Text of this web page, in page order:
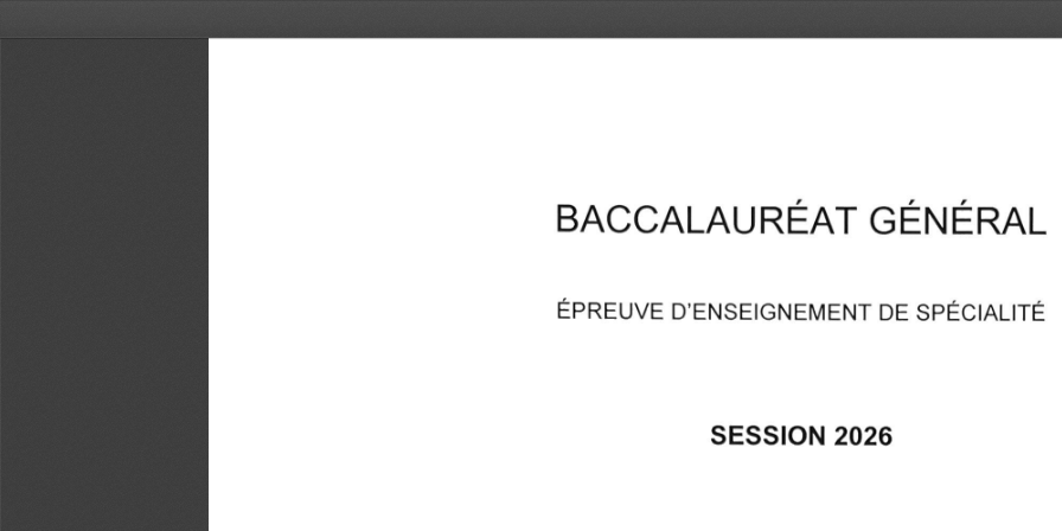
BACCALAURÉAT GÉNÉRAL
ÉPREUVE D'ENSEIGNEMENT DE SPÉCIALITÉ
SESSION 2026